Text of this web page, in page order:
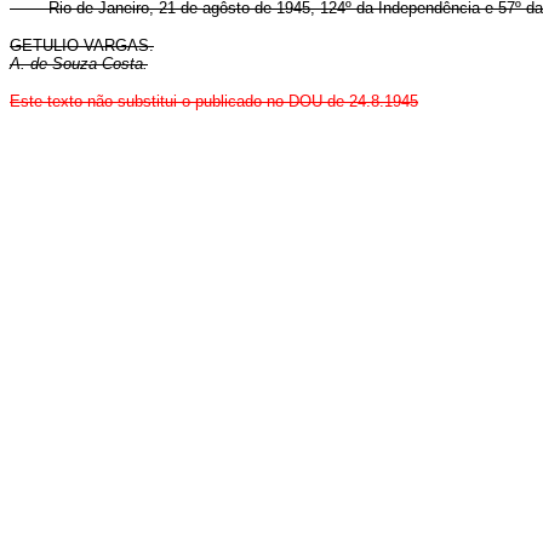
Rio de Janeiro, 21 de agôsto de 1945, 124º da Independência e 57º
GETULIO VARGAS.
A. de Souza Costa.
Este texto não substitui o publicado no DOU de 24.8.1945